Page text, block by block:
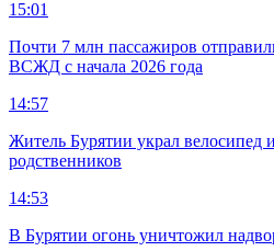
15:01
Почти 7 млн пассажиров
ВСЖД с начала 2026 года
14:57
Житель Бурятии украл велосипед
родственников
14:53
В Бурятии огонь уничтожил